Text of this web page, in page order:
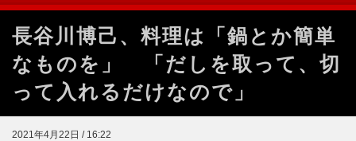
長谷川博己、料理は「鍋とか簡単
なものを」 「だしを取って、切
って入れるだけなので」
2021年4月22日 / 16:22